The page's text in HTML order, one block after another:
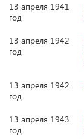
13 апреля 1941
год
13 апреля 1942
год
13 апреля 1942
год
13 апреля 1943
год